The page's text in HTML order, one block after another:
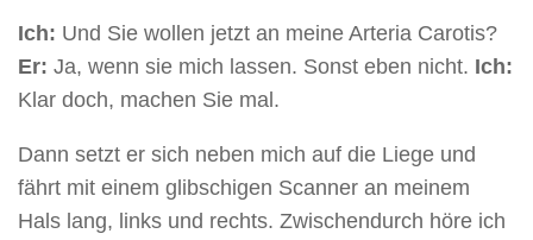
Ich: Und Sie wollen jetzt an meine Arteria Carotis?
Er: Ja, wenn sie mich lassen. Sonst eben nicht. Ich:
Klar doch, machen Sie mal.
Dann setzt er sich neben mich auf die Liege und
fährt mit einem glibschigen Scanner an meinem
Hals lang, links und rechts. Zwischendurch höre ich